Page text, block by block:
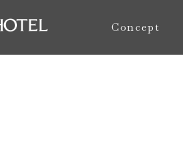
Concept